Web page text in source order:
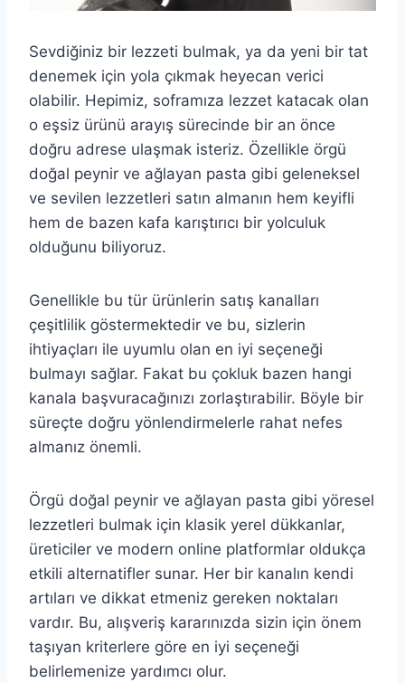
Sevdiğiniz bir lezzeti bulmak, ya da yeni bir tat
denemek için yola çıkmak heyecan verici
olabilir. Hepimiz, soframıza lezzet katacak olan
o eşsiz ürünü arayış sürecinde bir an önce
doğru adrese ulaşmak isteriz. Özellikle örgü
doğal peynir ve ağlayan pasta gibi geleneksel
ve sevilen lezzetleri satın almanın hem keyifli
hem de bazen kafa karıştırıcı bir yolculuk
olduğunu biliyoruz.
Genellikle bu tür ürünlerin satış kanalları
çeşitlilik göstermektedir ve bu, sizlerin
ihtiyaçları ile uyumlu olan en iyi seçeneği
bulmayı sağlar. Fakat bu çokluk bazen hangi
kanala başvuracağınızı zorlaştırabilir. Böyle bir
süreçte doğru yönlendirmelerle rahat nefes
almanız önemli.
Örgü doğal peynir ve ağlayan pasta gibi yöresel
lezzetleri bulmak için klasik yerel dükkanlar,
üreticiler ve modern online platformlar oldukça
etkili alternatifler sunar. Her bir kanalın kendi
artıları ve dikkat etmeniz gereken noktaları
vardır. Bu, alışveriş kararınızda sizin için önem
taşıyan kriterlere göre en iyi seçeneği
belirlemenize yardımcı olur.